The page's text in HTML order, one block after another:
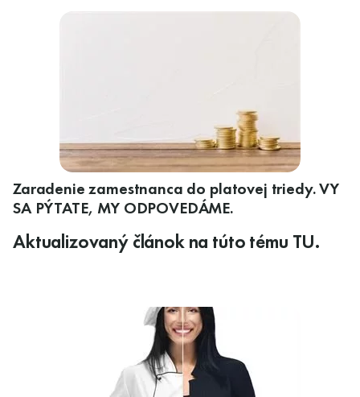
Zaradenie zamestnanca do platovej triedy. VY
SA PÝTATE, MY ODPOVEDÁME.
Aktualizovaný článok na túto tému TU.